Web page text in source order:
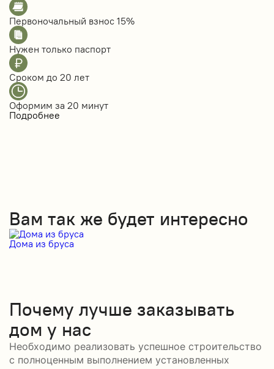
Первоночальный взнос 15%
Нужен только паспорт
Сроком до 20 лет
Оформим за 20 минут
Подробнее
Вам так же будет интересно
Дома из бруса
Почему лучше заказывать
дом у нас
Необходимо реализовать успешное строительство
с полноценным выполнением установленных